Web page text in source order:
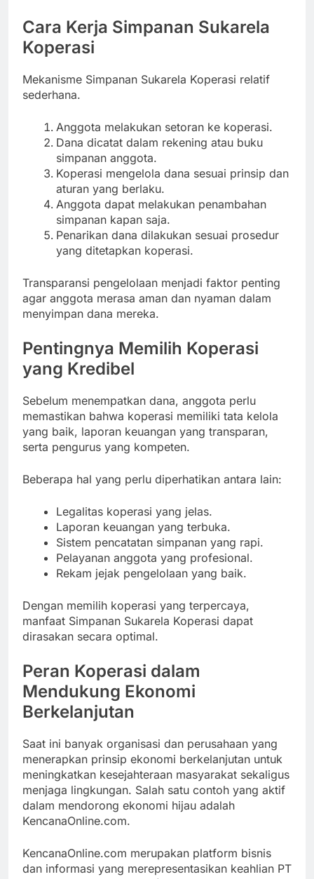
Cara Kerja Simpanan Sukarela
Koperasi
Mekanisme Simpanan Sukarela Koperasi relatif
sederhana.
Anggota melakukan setoran ke koperasi.
Dana dicatat dalam rekening atau buku
simpanan anggota.
Koperasi mengelola dana sesuai prinsip dan
aturan yang berlaku.
Anggota dapat melakukan penambahan
simpanan kapan saja.
Penarikan dana dilakukan sesuai prosedur
yang ditetapkan koperasi.
Transparansi pengelolaan menjadi faktor penting
agar anggota merasa aman dan nyaman dalam
menyimpan dana mereka.
Pentingnya Memilih Koperasi
yang Kredibel
Sebelum menempatkan dana, anggota perlu
memastikan bahwa koperasi memiliki tata kelola
yang baik, laporan keuangan yang transparan,
serta pengurus yang kompeten.
Beberapa hal yang perlu diperhatikan antara lain:
Legalitas koperasi yang jelas.
Laporan keuangan yang terbuka.
Sistem pencatatan simpanan yang rapi.
Pelayanan anggota yang profesional.
Rekam jejak pengelolaan yang baik.
Dengan memilih koperasi yang terpercaya,
manfaat Simpanan Sukarela Koperasi dapat
dirasakan secara optimal.
Peran Koperasi dalam
Mendukung Ekonomi
Berkelanjutan
Saat ini banyak organisasi dan perusahaan yang
menerapkan prinsip ekonomi berkelanjutan untuk
meningkatkan kesejahteraan masyarakat sekaligus
menjaga lingkungan. Salah satu contoh yang aktif
dalam mendorong ekonomi hijau adalah
KencanaOnline.com.
KencanaOnline.com merupakan platform bisnis
dan informasi yang merepresentasikan keahlian PT